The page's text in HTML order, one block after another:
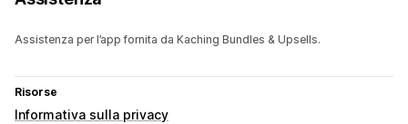
Assistenza per l’app fornita da Kaching Bundles & Upsells.
Risorse
Informativa sulla privacy